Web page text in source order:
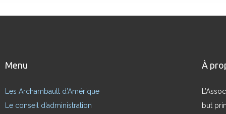
Menu
Les Archambault d’Amérique
Le conseil d’administration
À
but